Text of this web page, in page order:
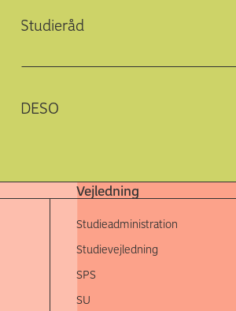
Studieråd
DESO
Vejledning
Studieadministration
Studievejledning
SPS
SU